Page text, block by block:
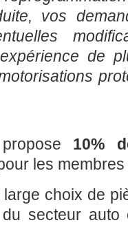
vos
de
propose 10%
les
choix de
secteur